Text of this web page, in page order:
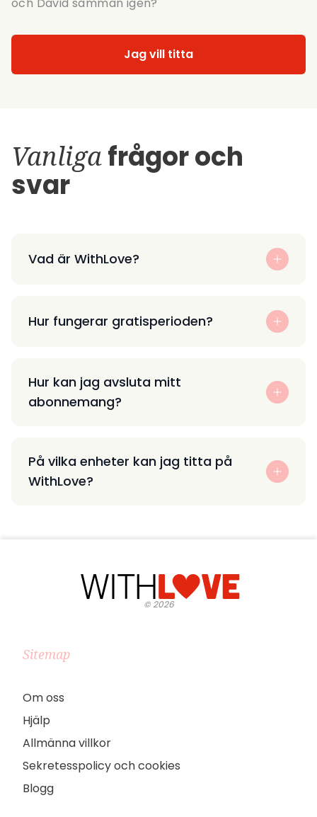
Jag vill titta
Vanligafrågor och
svar
Vad är WithLove?
Hur fungerar gratisperioden?
Hur kan jag avsluta mitt
abonnemang?
På vilka enheter kan jag titta på
WithLove?
©2026
Sitemap
Om oss
Hjälp
Allmänna villkor
Sekretesspolicy och cookies
Blogg